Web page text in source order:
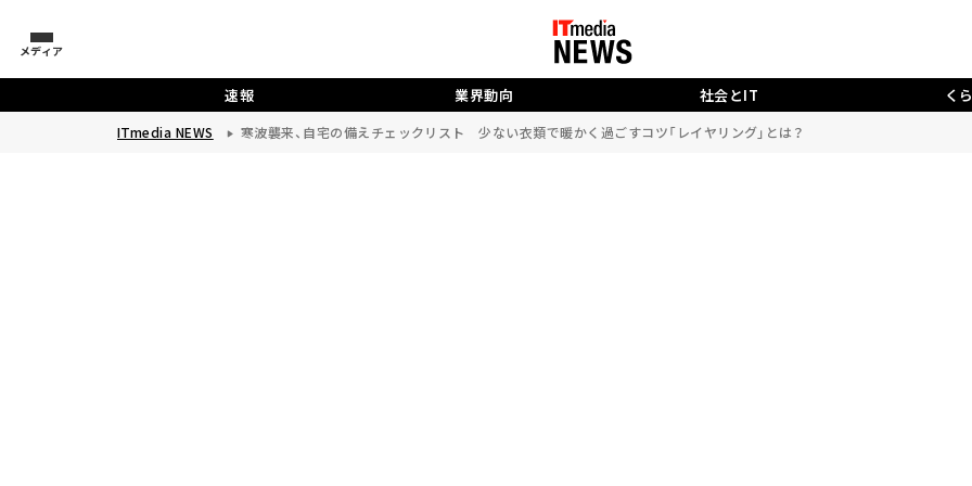
メディア
速報 業界動向 社会とIT く
ITmedia NEWS 寒波襲来、自宅の備えチェックリスト 少ない衣類で暖かく過ごすコツ「レイヤリング」とは？